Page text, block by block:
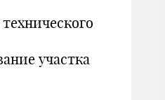
участка